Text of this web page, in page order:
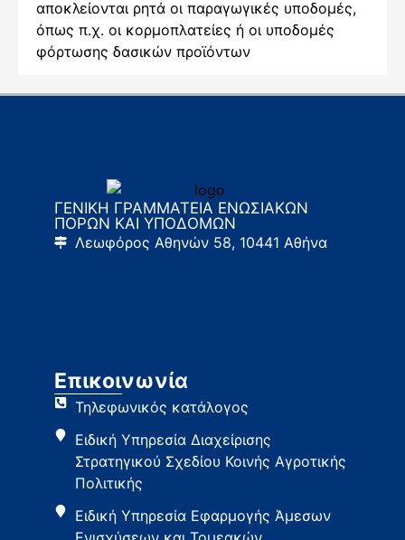
αποκλείονται ρητά οι παραγωγικές υποδομές,
όπως π.χ. οι κορμοπλατείες ή οι υποδομές
φόρτωσης δασικών προϊόντων
ΓΕΝΙΚΗ ΓΡΑΜΜΑΤΕΙΑ ΕΝΩΣΙΑΚΩΝ
ΠΟΡΩΝ ΚΑΙ ΥΠΟΔΟΜΩΝ
Λεωφόρος Αθηνών 58, 10441 Αθήνα
Επικοινωνία
Τηλεφωνικός κατάλογος
Ειδική Υπηρεσία Διαχείρισης
Στρατηγικού Σχεδίου Κοινής Αγροτικής
Πολιτικής
Ειδική Υπηρεσία Εφαρμογής Άμεσων